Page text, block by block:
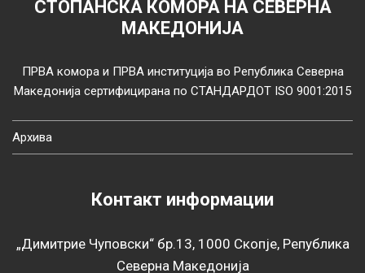
СТОПАНСКА КОМОРА НА СЕВЕРНА
МАКЕДОНИЈА
ПРВА комора и ПРВА институција во Република Северна
Македонија сертифицирана по СТАНДАРДОТ ISO 9001:2015
Архива
Контакт информации
„Димитрие Чуповски“ бр.13, 1000 Скопје, Република
Северна Македонија